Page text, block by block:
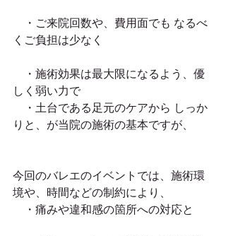
・ご来院回数や、費用面でも なるべ
くご負担は少なく
・施術効果は最大限になるよう、優
しく弱い力で
・土台である足元のケアから しっか
りと、が当院の施術の基本ですが、
今回のバレエのイベントでは、施術環
境や、時間などの制約により、
・痛みや違和感の箇所への対応と